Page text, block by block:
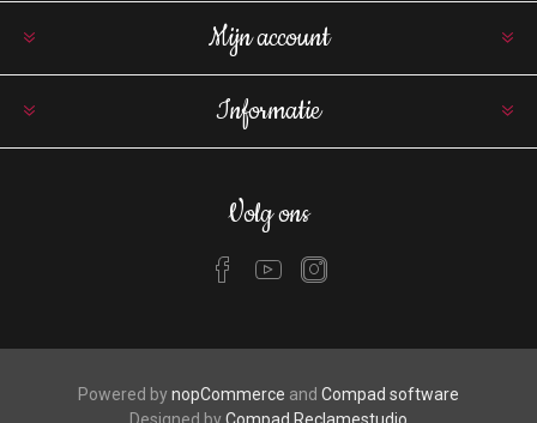
Mijn account
Informatie
Volg ons
Powered bynopCommerce and Compad software